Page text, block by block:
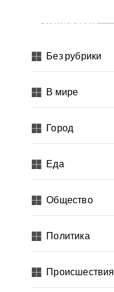
Рубрики
Без рубрики
В мире
Город
Еда
Общество
Политика
Происшествия